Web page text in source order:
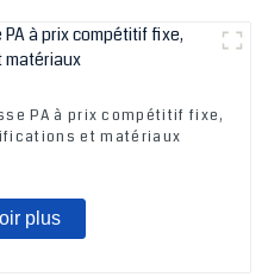
PA à prix compétitif fixe,
et matériaux
plus